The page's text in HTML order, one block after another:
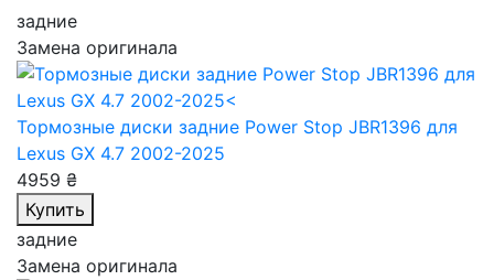
задние
Замена оригинала
Тормозные диски задние Power Stop JBR1396 для
Lexus GX 4.7 2002-2025
4959 ₴
Купить
задние
Замена оригинала